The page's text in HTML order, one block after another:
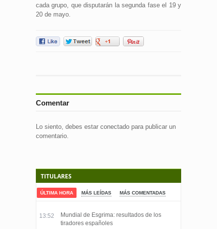
cada grupo, que disputarán la segunda fase el 19 y
20 de mayo.
Comentar
Lo siento, debes estar conectado para publicar un
comentario.
TITULARES
ÚLTIMA HORA MÁS LEÍDAS MÁS COMENTADAS
13:52
Mundial de Esgrima: resultados de los
tiradores españoles